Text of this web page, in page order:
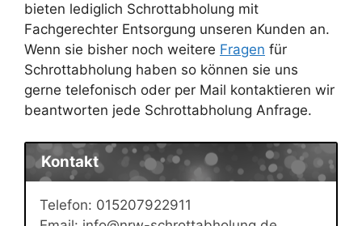
bieten lediglich Schrottabholung mit
Fachgerechter Entsorgung unseren Kunden an.
Wenn sie bisher noch weitere Fragen für
Schrottabholung haben so können sie uns
gerne telefonisch oder per Mail kontaktieren wir
beantworten jede Schrottabholung Anfrage.
Kontakt
Telefon: 015207922911